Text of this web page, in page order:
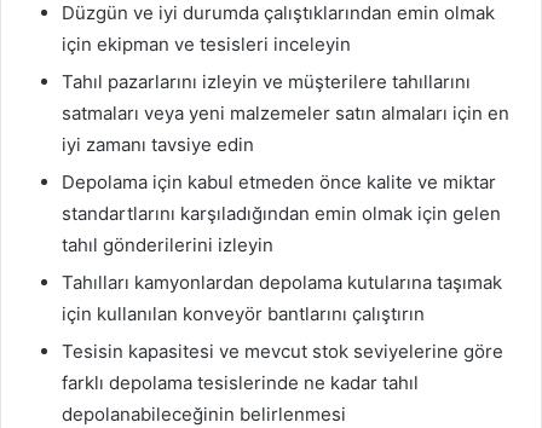
Düzgün ve iyi durumda çalıştıklarından emin olmak
için ekipman ve tesisleri inceleyin
Tahıl pazarlarını izleyin ve müşterilere tahıllarını
satmaları veya yeni malzemeler satın almaları için en
iyi zamanı tavsiye edin
Depolama için kabul etmeden önce kalite ve miktar
standartlarını karşıladığından emin olmak için gelen
tahıl gönderilerini izleyin
Tahılları kamyonlardan depolama kutularına taşımak
için kullanılan konveyör bantlarını çalıştırın
Tesisin kapasitesi ve mevcut stok seviyelerine göre
farklı depolama tesislerinde ne kadar tahıl
depolanabileceğinin belirlenmesi